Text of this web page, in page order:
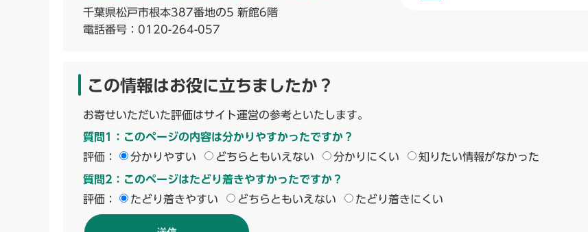
千葉県松戸市根本387番地の5 新館6階
電話番号： 0120-264-057
この情報はお役に立ちましたか？
お寄せいただいた評価はサイト運営の参考といたします。
質問1：このページの内容は分かりやすかったですか？
評価：
分かりやすい どちらともいえない 分かりにくい 知りたい情報がなかった
質問2：このページはたどり着きやすかったですか？
評価：
たどり着きやすい どちらともいえない たどり着きにくい